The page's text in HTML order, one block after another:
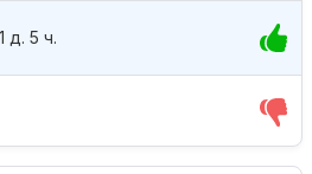
д. 5 ч.